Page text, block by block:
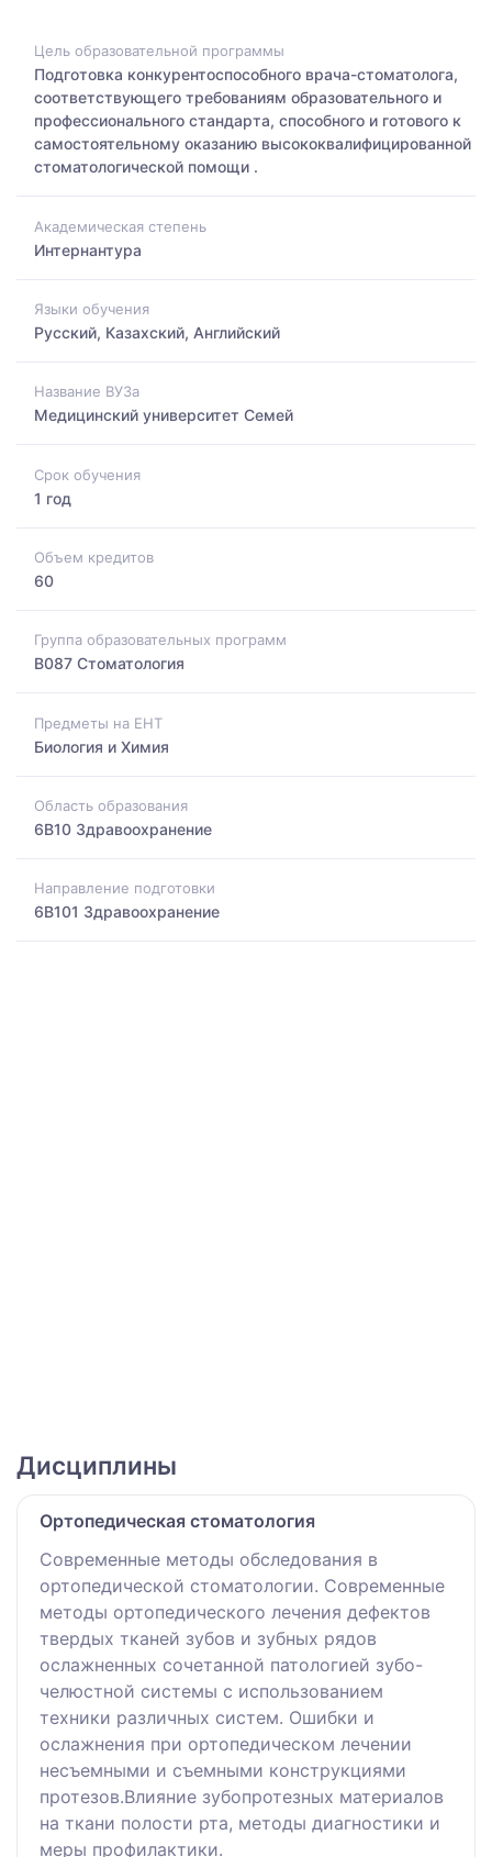
Цель образовательной программы
Подготовка конкурентоспособного врача-стоматолога,
соответствующего требованиям образовательного и
профессионального стандарта, способного и готового к
самостоятельному оказанию высококвалифицированной
стоматологической помощи .
Академическая степень
Интернантура
Языки обучения
Русский, Казахский, Английский
Название ВУЗа
Медицинский университет Семей
Срок обучения
1 год
Объем кредитов
60
Группа образовательных программ
B087 Стоматология
Предметы на ЕНТ
Биология и Химия
Область образования
6B10 Здравоохранение
Направление подготовки
6B101 Здравоохранение
Дисциплины
Ортопедическая стоматология
Современные методы обследования в
ортопедической стоматологии. Современные
методы ортопедического лечения дефектов
твердых тканей зубов и зубных рядов
ослажненных сочетанной патологией зубо-
челюстной системы с использованием
техники различных систем. Ошибки и
ослажнения при ортопедическом лечении
несъемными и съемными конструкциями
протезов.Влияние зубопротезных материалов
на ткани полости рта, методы диагностики и
меры профилактики.